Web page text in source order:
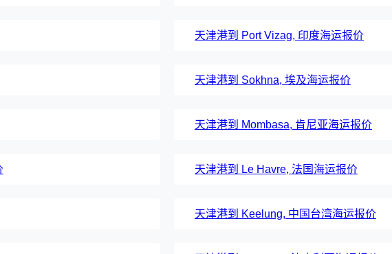
天津港到 Port Vizag, 印度海运报价
天津港到 Sokhna, 埃及海运报价
天津港到 Mombasa, 肯尼亚海运报价
天津港到 Le Havre, 法国海运报价
天津港到 Keelung, 中国台湾海运报价